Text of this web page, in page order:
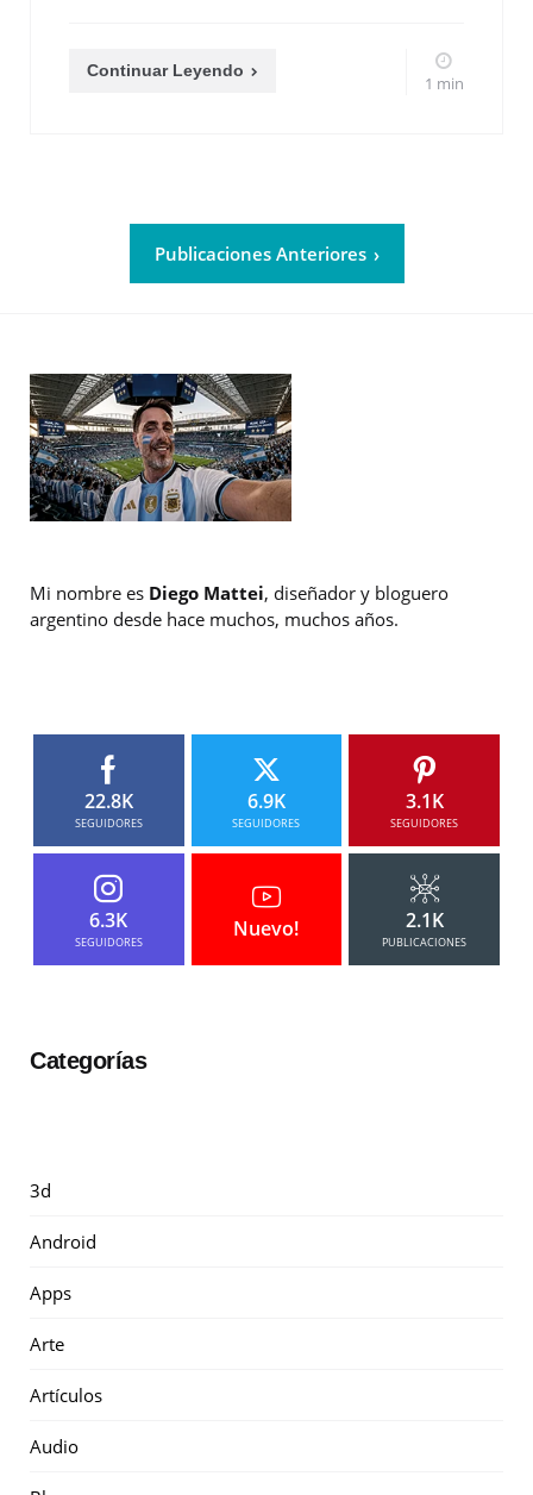
Continuar Leyendo
1 min
Publicaciones Anteriores
Mi nombre es Diego Mattei, diseñador y bloguero
argentino desde hace muchos, muchos años.
22.8K
SEGUIDORES
6.9K
SEGUIDORES
3.1K
SEGUIDORES
6.3K
SEGUIDORES
Nuevo! 2.1K
PUBLICACIONES
Categorías
3d
Android
Apps
Arte
Artículos
Audio